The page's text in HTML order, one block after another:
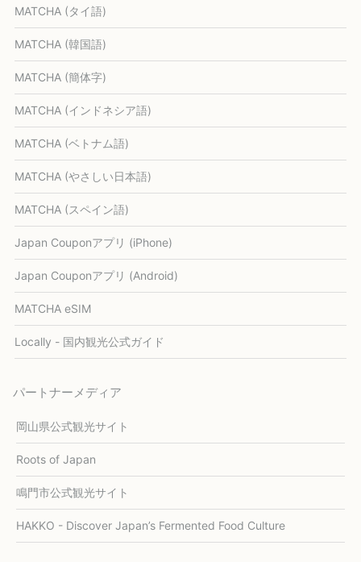
MATCHA (タイ語)
MATCHA (韓国語)
MATCHA (簡体字)
MATCHA (インドネシア語)
MATCHA (ベトナム語)
MATCHA (やさしい日本語)
MATCHA (スペイン語)
Japan Couponアプリ (iPhone)
Japan Couponアプリ (Android)
MATCHA eSIM
Locally - 国内観光公式ガイド
パートナーメディア
岡山県公式観光サイト
Roots of Japan
鳴門市公式観光サイト
HAKKO - Discover Japan’s Fermented Food Culture